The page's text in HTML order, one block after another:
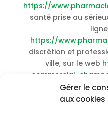
Gérer le
aux cookies
https://
santé prise au
https://
discrétion et
ville, sur le web
commercial-
votre santé jour
urbaine connectée